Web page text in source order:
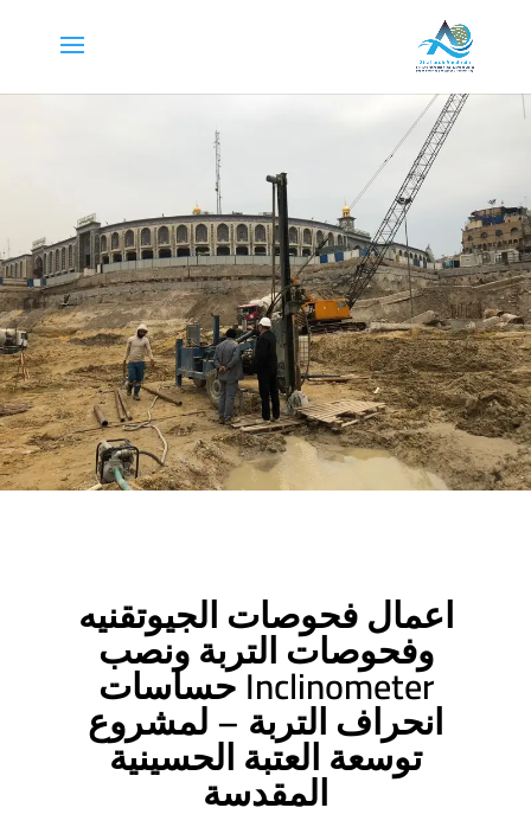
اعمال فحوصات الجيوتقنيه
وفحوصات التربة ونصب
Inclinometer حساسات
انحراف التربة – لمشروع
توسعة العتبة الحسينية
المقدسة